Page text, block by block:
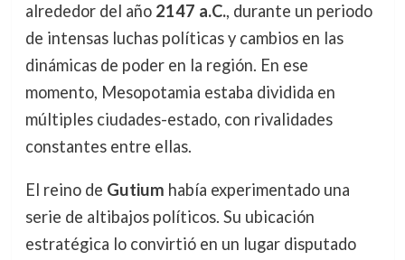
alrededor del año 2147 a.C., durante un periodo
de intensas luchas políticas y cambios en las
dinámicas de poder en la región. En ese
momento, Mesopotamia estaba dividida en
múltiples ciudades-estado, con rivalidades
constantes entre ellas.
El reino de Gutium había experimentado una
serie de altibajos políticos. Su ubicación
estratégica lo convirtió en un lugar disputado